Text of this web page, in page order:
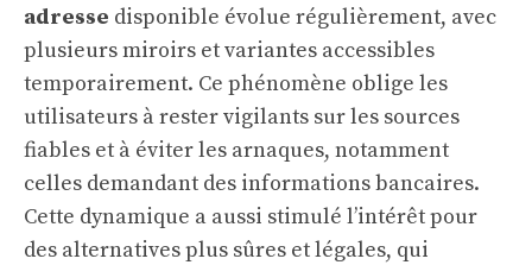
adresse disponible évolue régulièrement, avec
plusieurs miroirs et variantes accessibles
temporairement. Ce phénomène oblige les
utilisateurs à rester vigilants sur les sources
fiables et à éviter les arnaques, notamment
celles demandant des informations bancaires.
Cette dynamique a aussi stimulé l’intérêt pour
des alternatives plus sûres et légales, qui